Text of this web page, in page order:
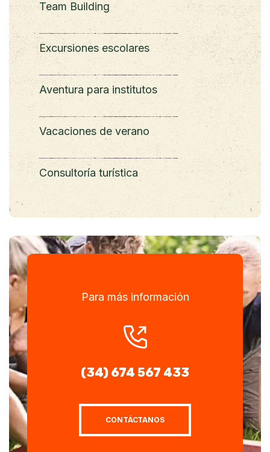
Team Building
Excursiones escolares
Aventura para institutos
Vacaciones de verano
Consultoría turística
Para más información
(34) 674 567 433
CONTÁCTANOS